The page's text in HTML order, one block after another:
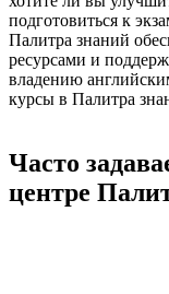
подготовиться к
Палитра знаний
ресурсами и
владению
курсы в Палитра
Часто
центре